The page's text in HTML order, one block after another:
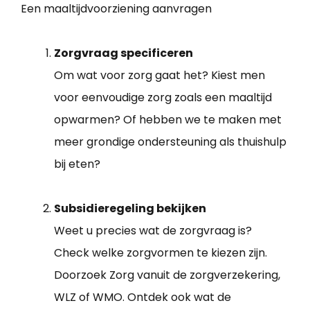
Een maaltijdvoorziening aanvragen
Zorgvraag specificeren
Om wat voor zorg gaat het? Kiest men
voor eenvoudige zorg zoals een maaltijd
opwarmen? Of hebben we te maken met
meer grondige ondersteuning als thuishulp
bij eten?
Subsidieregeling bekijken
Weet u precies wat de zorgvraag is?
Check welke zorgvormen te kiezen zijn.
Doorzoek Zorg vanuit de zorgverzekering,
WLZ of WMO. Ontdek ook wat de